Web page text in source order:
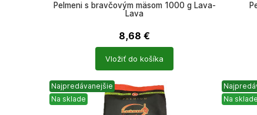
Pelmeni s bravčovým mäsom 1000 g Lava-
Lava
8,68 €
Vložiť do košíka
Najpredávanejšie
Na sklade
Na sklade